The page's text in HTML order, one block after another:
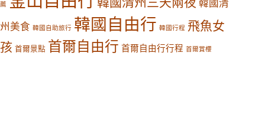
薦 韓國清
州美食 韓國自助旅行 韓國自由行 韓國行程 飛魚女
孩 首爾景點 首爾自由行 首爾自由行行程 首爾賞櫻